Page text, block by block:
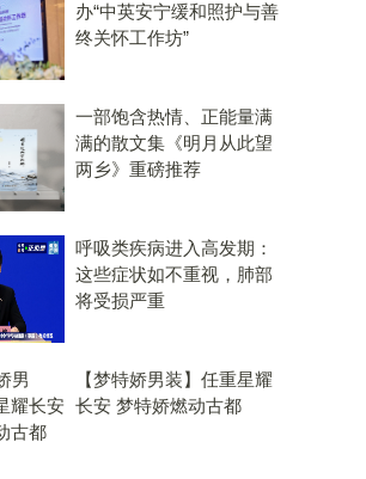
办“中英安宁缓和照护与善
终关怀工作坊”
一部饱含热情、正能量满
满的散文集《明月从此望
两乡》重磅推荐
呼吸类疾病进入高发期：
这些症状如不重视，肺部
将受损严重
【梦特娇男装】任重星耀
长安 梦特娇燃动古都